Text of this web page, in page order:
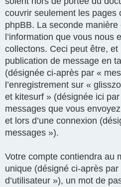
couvrir seulement les pages
phpBB. La seconde
l’information que vous nous
collectons. Ceci peut être, et
publication de message en
(désignée ci-après par «
l’enregistrement sur «
et kitesurf » (désignée ici
messages que vous
et lors d’une connexion
messages »).
Votre compte contiendra au
unique (désigné ci-après
d’utilisateur »), un mot de